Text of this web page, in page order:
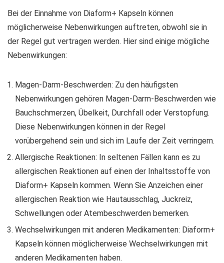
Bei der Einnahme von Diaform+ Kapseln können
möglicherweise Nebenwirkungen auftreten, obwohl sie in
der Regel gut vertragen werden. Hier sind einige mögliche
Nebenwirkungen:
Magen-Darm-Beschwerden: Zu den häufigsten
Nebenwirkungen gehören Magen-Darm-Beschwerden wie
Bauchschmerzen, Übelkeit, Durchfall oder Verstopfung.
Diese Nebenwirkungen können in der Regel
vorübergehend sein und sich im Laufe der Zeit verringern.
Allergische Reaktionen: In seltenen Fällen kann es zu
allergischen Reaktionen auf einen der Inhaltsstoffe von
Diaform+ Kapseln kommen. Wenn Sie Anzeichen einer
allergischen Reaktion wie Hautausschlag, Juckreiz,
Schwellungen oder Atembeschwerden bemerken.
Wechselwirkungen mit anderen Medikamenten: Diaform+
Kapseln können möglicherweise Wechselwirkungen mit
anderen Medikamenten haben.